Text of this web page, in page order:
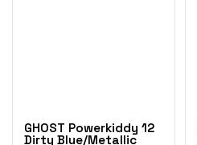
GHOST Powerkiddy 12
Dirty Blue/Metallic